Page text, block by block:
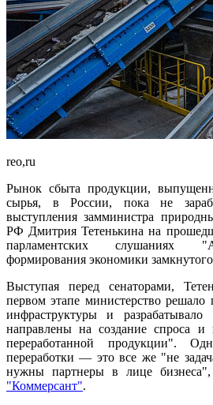
reo,ru
Рынок сбыта продукции,
сырья, в России, пока не
выступления замминистра
РФ Дмитрия Тетенькина на
парламентских слушаниях
формирования экономики
Выступая перед сенаторами,
первом этапе министерство
инфраструктуры и разрабатывало
направлены на создание спроса и
переработанной продукции".
переработки — это все же "не
нужны партнеры в лице бизнеса",
"Коммерсант".